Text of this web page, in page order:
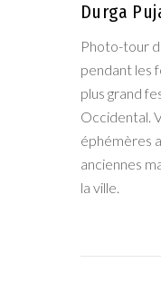
Durga
Photo-tour
pendant les
plus grand
Occidental.
éphémères
anciennes
la ville.